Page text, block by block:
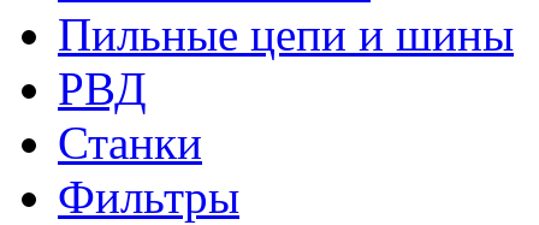
Пильные цепи и шины
РВД
Станки
Фильтры